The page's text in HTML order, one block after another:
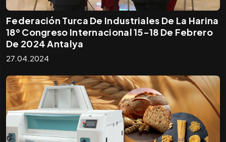
Federación Turca De Industriales De La Harina
18º Congreso Internacional 15-18 De Febrero
De 2024 Antalya
27.04.2024